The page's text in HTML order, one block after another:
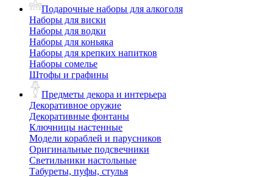
Подарочные наборы для алкоголя
Наборы для виски
Наборы для водки
Наборы для коньяка
Наборы для крепких напитков
Наборы сомелье
Штофы и графины
Предметы декора и интерьера
Декоративное оружие
Декоративные фонтаны
Ключницы настенные
Модели кораблей и парусников
Оригинальные подсвечники
Светильники настольные
Табуреты, пуфы, стулья